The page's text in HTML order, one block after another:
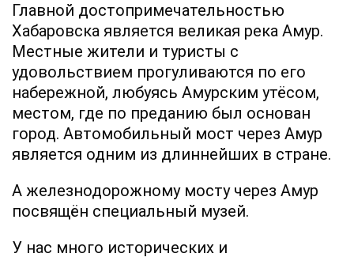
Главной достопримечательностью
Хабаровска является великая река Амур.
Местные жители и туристы с
удовольствием прогуливаются по его
набережной, любуясь Амурским утёсом,
местом, где по преданию был основан
город. Автомобильный мост через Амур
является одним из длиннейших в стране.
А железнодорожному мосту через Амур
посвящён специальный музей.
У нас много исторических и